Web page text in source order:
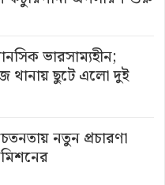
ভারসাম্যহীন;
থানায় ছুটে এলো দুই
নতুন প্রচারণা